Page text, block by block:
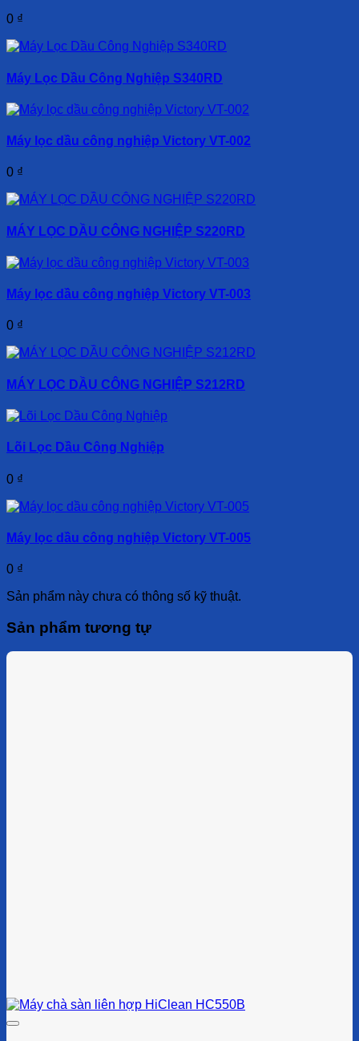
0 ₫
Máy Lọc Dầu Công Nghiệp S340RD
Máy lọc dầu công nghiệp Victory VT-002
0 ₫
MÁY LỌC DẦU CÔNG NGHIỆP S220RD
Máy lọc dầu công nghiệp Victory VT-003
0 ₫
MÁY LỌC DẦU CÔNG NGHIỆP S212RD
Lõi Lọc Dầu Công Nghiệp
0 ₫
Máy lọc dầu công nghiệp Victory VT-005
0 ₫
Sản phẩm này chưa có thông số kỹ thuật.
Sản phẩm tương tự